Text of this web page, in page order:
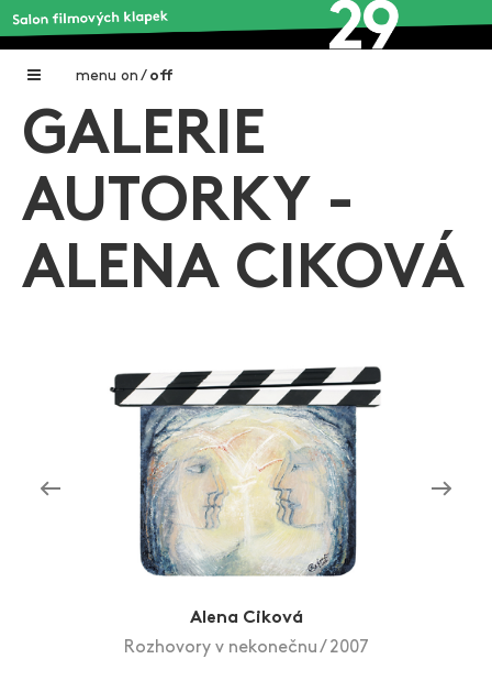
menu on / off
Home
Galerie filmových klapek
Autoři filmových klapek
Aukce filmových klapek
Zlín Film Festival
GALERIE
AUTORKY -
ALENA CIKOVÁ
Alena Ciková
Rozhovory v nekonečnu / 2007